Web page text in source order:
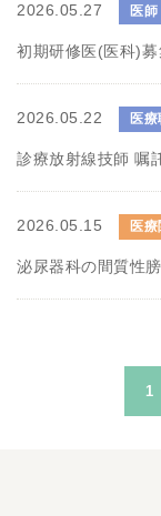
2026.05.27 医
初期研修医(医科)募
2026.05.22 医療
診療放射線技師 嘱
2026.05.15 医
泌尿器科の間質性
1